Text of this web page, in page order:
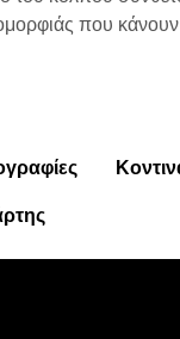
που